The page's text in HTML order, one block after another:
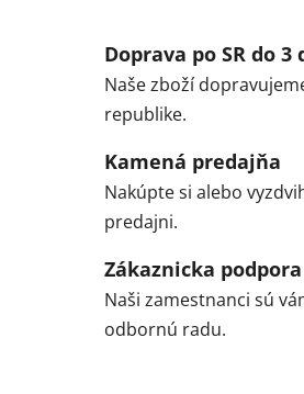
Doprava po SR do 3
Naše zboží
republike.
Kamená predajňa
Nakúpte si alebo
predajni.
Zákaznicka podpora
Naši zamestnanci sú
odbornú radu.